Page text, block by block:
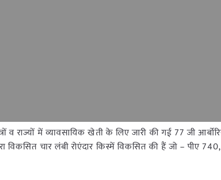
व राज्यों में व्यावसायिक खेती के लिए जारी की गई 77 जी
विकसित चार लंबी रोएंदार किस्में विकसित की हैं जो – पीए